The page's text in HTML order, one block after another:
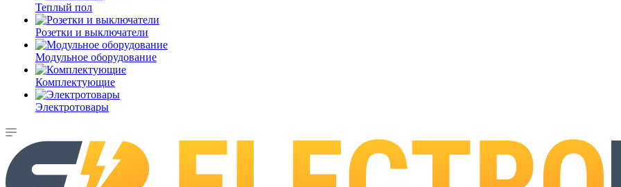
Теплый пол
Розетки и выключатели
Модульное оборудование
Комплектующие
Электротовары